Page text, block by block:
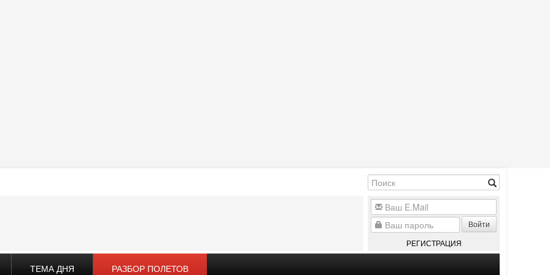
Войти
РЕГИСТРАЦИЯ
ТЕМА ДНЯ РАЗБОР ПОЛЕТОВ